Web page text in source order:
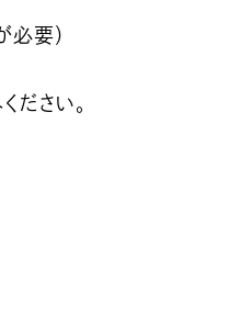
要）
ださい。